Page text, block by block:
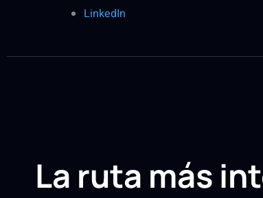
LinkedIn
La ruta más